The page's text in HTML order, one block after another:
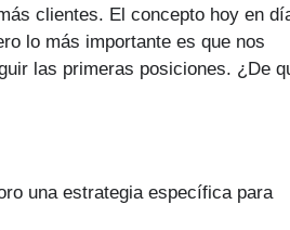
clientes. El concepto hoy en
lo más importante es que nos
las primeras posiciones. ¿De
una estrategia específica para